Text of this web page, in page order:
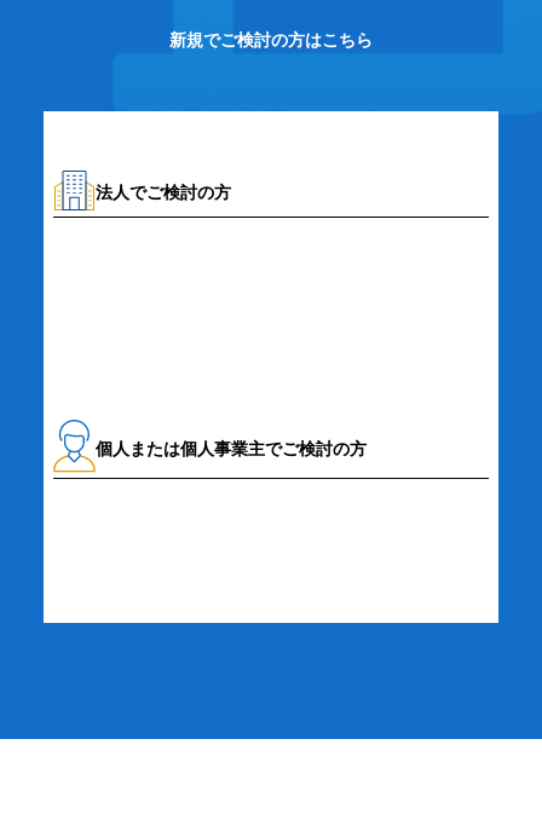
新規でご検討の方はこちら
法人でご検討の方
個人または個人事業主でご検討の方